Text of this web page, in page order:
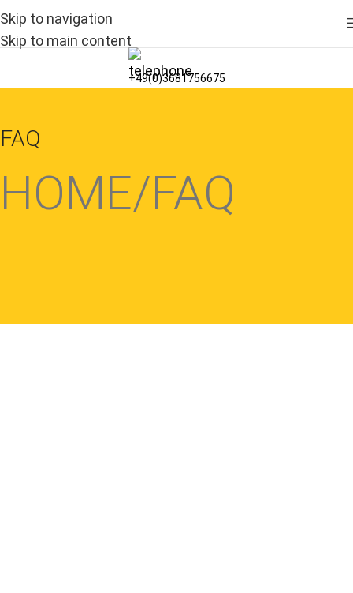
Skip to navigation
Skip to main content
NEU:Grundstücke ab 400 m² verfügbar
+49(0)3681756675
FAQ
HOME FAQ